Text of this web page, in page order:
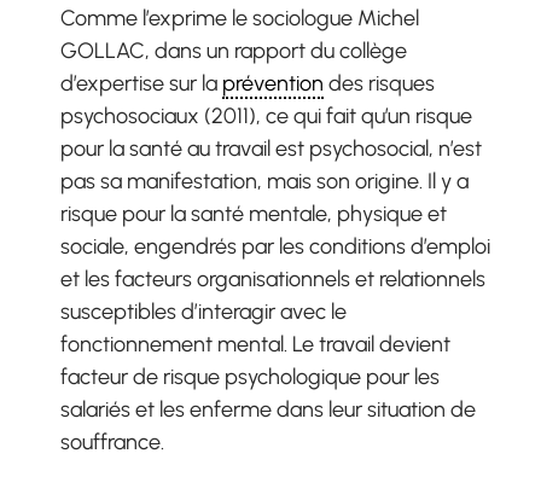
Comme l’exprime le sociologue Michel
GOLLAC, dans un rapport du collège
d’expertise sur la prévention des risques
psychosociaux (2011), ce qui fait qu’un risque
pour la santé au travail est psychosocial, n’est
pas sa manifestation, mais son origine. Il y a
risque pour la santé mentale, physique et
sociale, engendrés par les conditions d’emploi
et les facteurs organisationnels et relationnels
susceptibles d’interagir avec le
fonctionnement mental. Le travail devient
facteur de risque psychologique pour les
salariés et les enferme dans leur situation de
souffrance.